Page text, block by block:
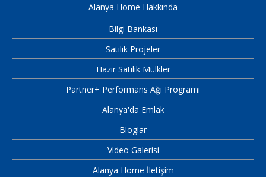
Alanya Home Hakkında
Bilgi Bankası
Satılık Projeler
Hazır Satılık Mülkler
Partner+ Performans Ağı Programı
Alanya'da Emlak
Bloglar
Video Galerisi
Alanya Home İletişim